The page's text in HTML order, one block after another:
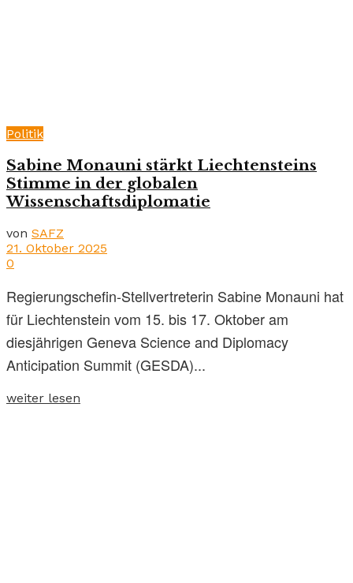
Politik
Sabine Monauni stärkt Liechtensteins
Stimme in der globalen
Wissenschaftsdiplomatie
von SAFZ
21. Oktober 2025
0
Regierungschefin-Stellvertreterin Sabine Monauni hat
für Liechtenstein vom 15. bis 17. Oktober am
diesjährigen Geneva Science and Diplomacy
Anticipation Summit (GESDA)...
weiter lesen